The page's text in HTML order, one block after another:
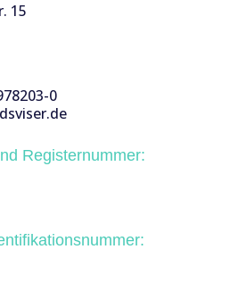
15
0
Registernummer: